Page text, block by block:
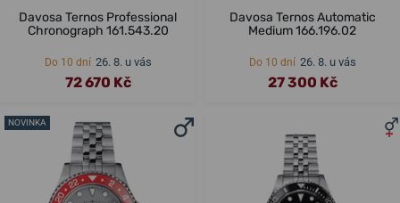
Davosa Ternos Professional
Chronograph 161.543.20
Do 10 dní 26. 8. u vás
72 670 Kč
Davosa Ternos Automatic
Medium 166.196.02
Do 10 dní 26. 8. u vás
27 300 Kč
NOVINKA